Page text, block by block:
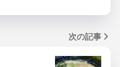
次の記事